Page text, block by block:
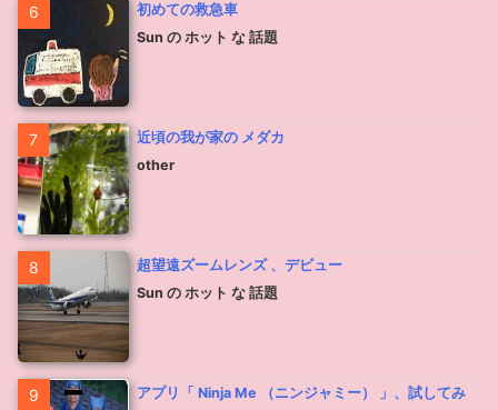
6
初めての救急車
Sun の ホット な 話題
7
近頃の我が家の メダカ
other
8
超望遠ズームレンズ 、デビュー
Sun の ホット な 話題
9
アプリ「 Ninja Me （ニンジャミー） 」、試してみ